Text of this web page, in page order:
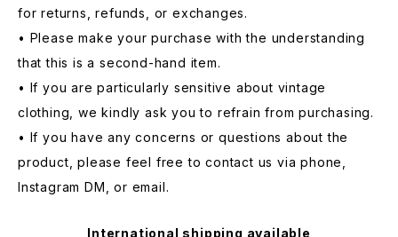
for returns, refunds, or exchanges.
• Please make your purchase with the understanding
that this is a second-hand item.
• If you are particularly sensitive about vintage
clothing, we kindly ask you to refrain from purchasing.
• If you have any concerns or questions about the
product, please feel free to contact us via phone,
Instagram DM, or email.
International shipping available